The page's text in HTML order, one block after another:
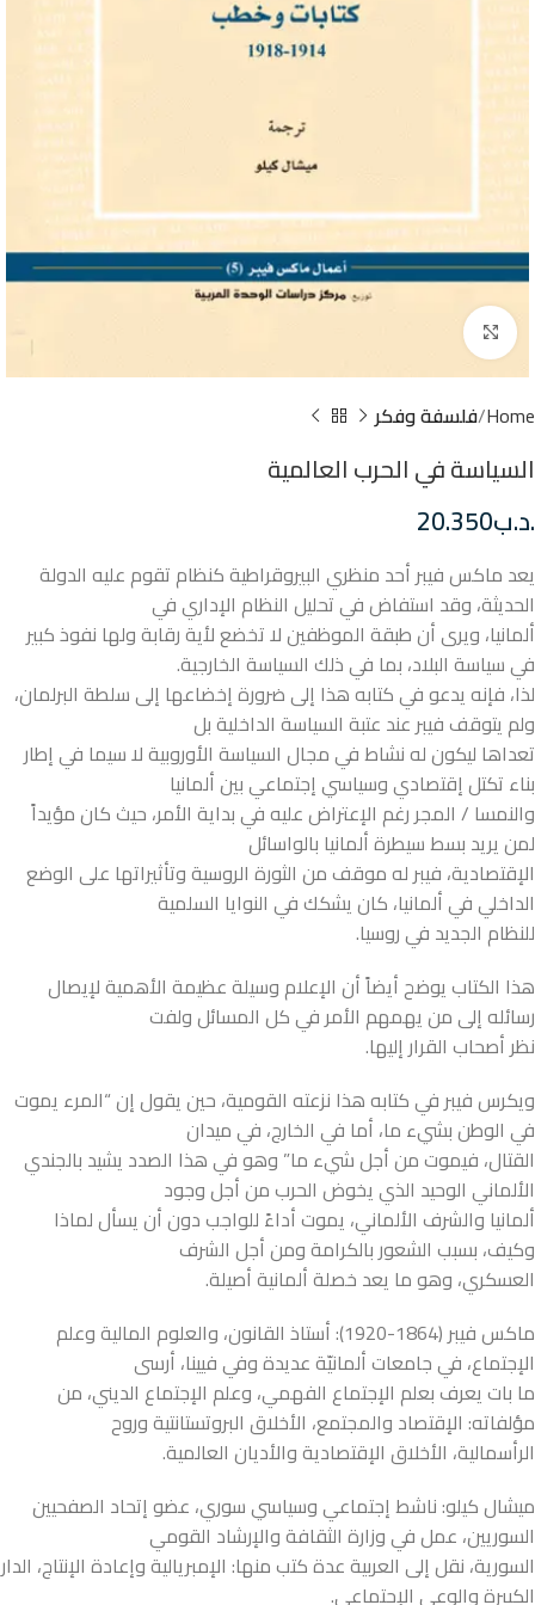
Click to enlarge
Home فلسفة وفكر
السياسة في الحرب العالمية
.د.ب20.350
يعد ماكس فيبر أحد منظري البيروقراطية كنظام تقوم عليه الدولة
الحديثة، وقد استفاض في تحليل النظام الإداري في
ألمانيا، ويرى أن طبقة الموظفين لا تخضع لأية رقابة ولها نفوذ كبير
في سياسة البلاد، بما في ذلك السياسة الخارجية.
لذا، فإنه يدعو في كتابه هذا إلى ضرورة إخضاعها إلى سلطة البرلمان،
ولم يتوقف فيبر عند عتبة السياسة الداخلية بل
تعداها ليكون له نشاط في مجال السياسة الأوروبية لا سيما في إطار
بناء تكتل إقتصادي وسياسي إجتماعي بين ألمانيا
والنمسا / المجر رغم الإعتراض عليه في بداية الأمر، حيث كان مؤيداً
لمن يريد بسط سيطرة ألمانيا بالواسائل
الإقتصادية، فيبر له موقف من الثورة الروسية وتأثيراتها على الوضع
الداخلي في ألمانيا، كان يشكك في النوايا السلمية
للنظام الجدید في روسیا.
هذا الكتاب يوضح أيضاً أن الإعلام وسيلة عظيمة الأهمية لإيصال
رسائله إلى من يهمهم الأمر في كل المسائل ولفت
نظر أصحاب القرار إليها.
ويكرس فيبر في كتابه هذا نزعته القومية، حين يقول إن “المرء يموت
في الوطن بشيء ما، أما في الخارج، في ميدان
القتال، فيموت من أجل شيء ما” وهو في هذا الصدد يشيد بالجندي
الألماني الوحيد الذي يخوض الحرب من أجل وجود
ألمانيا والشرف الألماني، يموت أداءً للواجب دون أن يسأل لماذا
وكيف، بسبب الشعور بالكرامة ومن أجل الشرف
العسكري، وهو ما يعد خصلة ألمانية أصيلة.
ماكس فيبر (1864-1920): أستاذ القانون، والعلوم المالية وعلم
الإجتماع، في جامعات ألمانيّة عديدة وفي فيينا، أرسى
ما بات يعرف بعلم الإجتماع الفهمي، وعلم الإجتماع الديني، من
مؤلفاته: الإقتصاد والمجتمع، الأخلاق البروتستانتية وروح
الرأسمالية، الأخلاق الإقتصادية والأديان العالمية.
ميشال كيلو: ناشط إجتماعي وسياسي سوري، عضو إتحاد الصفحيين
السوريين، عمل في وزارة الثقافة والإرشاد القومي
السورية، نقل إلى العربية عدة كتب منها: الإمبريالية وإعادة الإنتاج، الدار
الكبيرة والوعي الإجتماعي.